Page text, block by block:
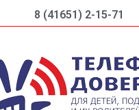
8 (41651) 2-15-71